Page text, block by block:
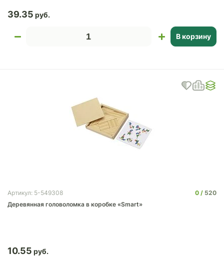
39.35
В корзину
Артикул: 5-549308 0
520
Деревянная головоломка в коробке «Smart»
10.55